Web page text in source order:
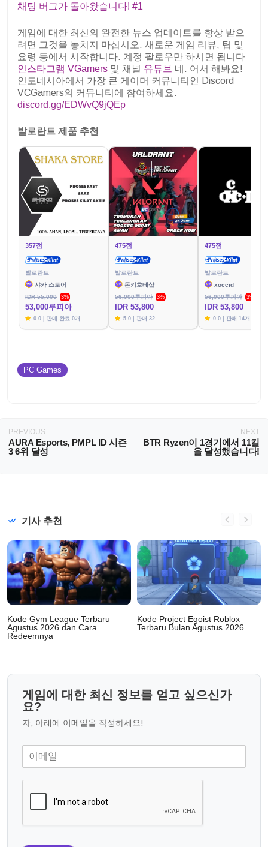
채팅 버그가 돌아왔습니다! #1
게임에 대한 최신의 완전한 뉴스 업데이트를 항상 받으
려면 그것을 놓치지 마십시오. 새로운 게임 리뷰, 팁 및
요령 등에서 시작합니다. 계정 팔로우만 하시면 됩니다
인스타그램 VGamers 및 채널 유튜브 네. 어서 해봐요!
인도네시아에서 가장 큰 게이머 커뮤니티인 Discord
VCGamers의 커뮤니티에 참여하세요.
discord.gg/EDWvQ9jQEp
발로란트 제품 추천
357점
발로란트
샤카 스토어
IDR 55,000
3%
53,000루피아
0.0 | 판매 완료 0개
475점
발로란트
돈키호테샵
56,000루피아
3%
IDR 53,800
5.0 | 판매 32
475점
발로란트
xoccid
56,000루피아
3%
IDR 53,800
0.0 | 판매 14개
PC Games
PREVIOUS
AURA Esports, PMPL ID 시즌
3 6위 달성
NEXT
BTR Ryzen이 1경기에서 11킬
을 달성했습니다!
기사 추천
Kode Gym League Terbaru
Agustus 2026 dan Cara
Redeemnya
Kode Project Egoist Roblox
Terbaru Bulan Agustus 2026
게임에 대한 최신 정보를 얻고 싶으신가
요?
자, 아래에 이메일을 작성하세요!